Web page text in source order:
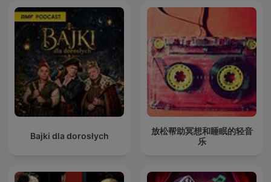
Bajki dla dorosłych
放松帮助冥想和睡眠的轻音
乐